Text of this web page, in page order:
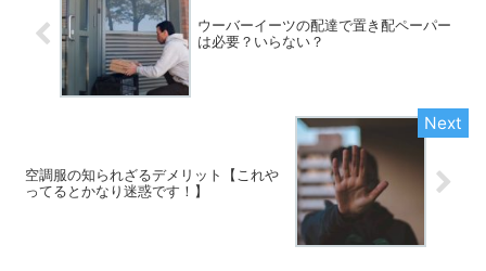
ウーバーイーツの配達で置き配ペーパー
は必要？いらない？
空調服の知られざるデメリット【これや
ってるとかなり迷惑です！】